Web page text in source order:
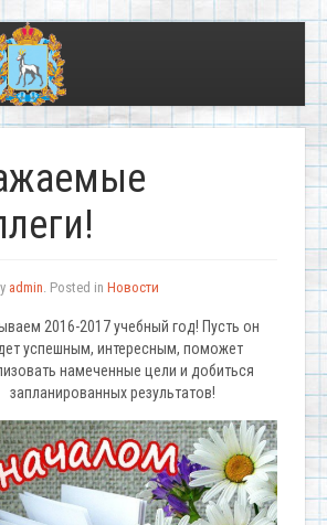
admin. Posted in Новости
2016-2017 учебный год! Пусть он
успешным, интересным, поможет
намеченные цели и добиться
запланированных результатов!